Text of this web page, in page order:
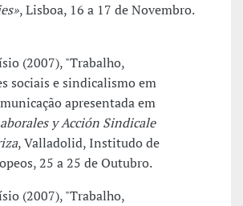
, Lisboa, 16 a 17 de Novembro.
(2007), "Trabalho,
sociais e sindicalismo em
apresentada em
y Acción Sindicale
, Valladolid, Institudo de
25 a 25 de Outubro.
(2007), "Trabalho,